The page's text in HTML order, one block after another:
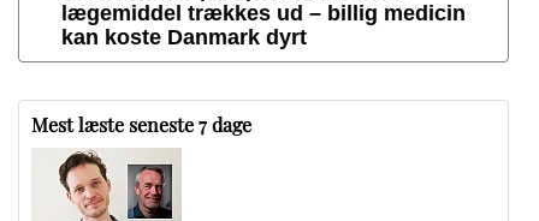
lægemiddel trækkes ud – billig medicin
kan koste Danmark dyrt
Mest læste seneste 7 dage